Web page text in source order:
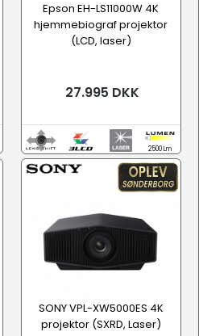
Epson EH-LS11000W 4K
hjemmebiograf projektor
(LCD, laser)
27.995 DKK
2500 Lm
SONY VPL-XW5000ES 4K
projektor (SXRD, Laser)